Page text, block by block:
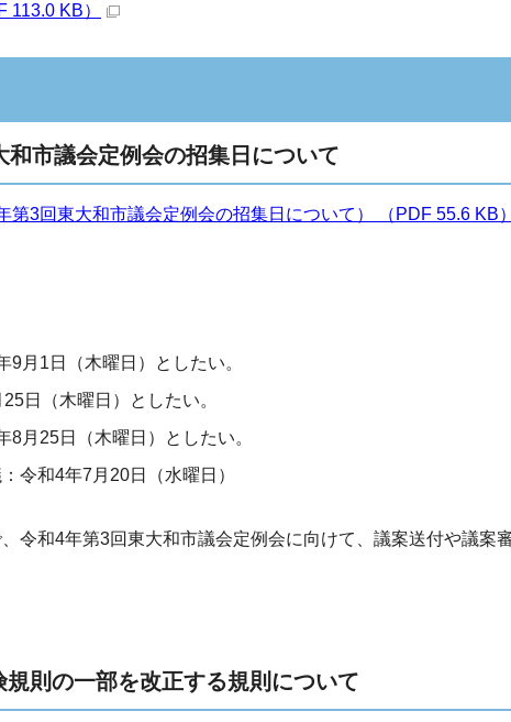
113.0 KB）
和市議会定例会の招集日について
第3回東大和市議会定例会の招集日について） （PDF 55.6 KB）
9月1日（木曜日）としたい。
日（木曜日）としたい。
8月25日（木曜日）としたい。
令和4年7月20日（水曜日）
令和4年第3回東大和市議会定例会に向けて、議案送付や議案
則の一部を改正する規則について